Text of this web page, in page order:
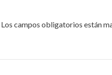
Los campos obligatorios están